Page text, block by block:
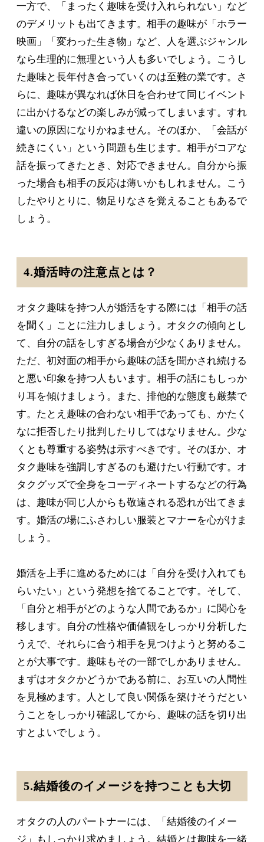
一方で、「まったく趣味を受け入れられない」など
のデメリットも出てきます。相手の趣味が「ホラー
映画」「変わった生き物」など、人を選ぶジャンル
なら生理的に無理という人も多いでしょう。こうし
た趣味と長年付き合っていくのは至難の業です。さ
らに、趣味が異なれば休日を合わせて同じイベント
に出かけるなどの楽しみが減ってしまいます。すれ
違いの原因になりかねません。そのほか、「会話が
続きにくい」という問題も生じます。相手がコアな
話を振ってきたとき、対応できません。自分から振
った場合も相手の反応は薄いかもしれません。こう
したやりとりに、物足りなさを覚えることもあるで
しょう。
4.婚活時の注意点とは？
オタク趣味を持つ人が婚活をする際には「相手の話
を聞く」ことに注力しましょう。オタクの傾向とし
て、自分の話をしすぎる場合が少なくありません。
ただ、初対面の相手から趣味の話を聞かされ続ける
と悪い印象を持つ人もいます。相手の話にもしっか
り耳を傾けましょう。また、排他的な態度も厳禁で
す。たとえ趣味の合わない相手であっても、かたく
なに拒否したり批判したりしてはなりません。少な
くとも尊重する姿勢は示すべきです。そのほか、オ
タク趣味を強調しすぎるのも避けたい行動です。オ
タクグッズで全身をコーディネートするなどの行為
は、趣味が同じ人からも敬遠される恐れが出てきま
す。婚活の場にふさわしい服装とマナーを心がけま
しょう。
婚活を上手に進めるためには「自分を受け入れても
らいたい」という発想を捨てることです。そして、
「自分と相手がどのような人間であるか」に関心を
移します。自分の性格や価値観をしっかり分析した
うえで、それらに合う相手を見つけようと努めるこ
とが大事です。趣味もその一部でしかありません。
まずはオタクかどうかである前に、お互いの人間性
を見極めます。人として良い関係を築けそうだとい
うことをしっかり確認してから、趣味の話を切り出
すとよいでしょう。
5.結婚後のイメージを持つことも大切
オタクの人のパートナーには、「結婚後のイメー
ジ」もしっかり求めましょう。結婚とは趣味を一緒